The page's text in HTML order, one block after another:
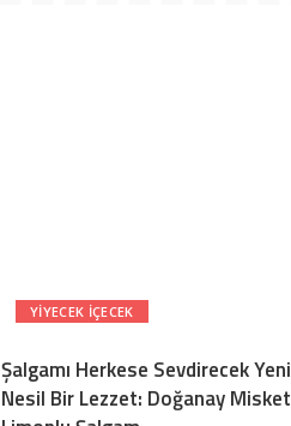
YIYECEK IÇECEK
Şalgamı Herkese Sevdirecek Yeni
Nesil Bir Lezzet: Doğanay Misket